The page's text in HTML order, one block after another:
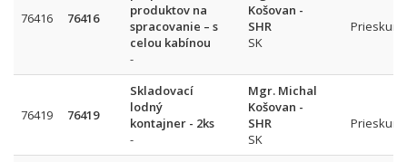
76416 76416
produktov na
spracovanie – s
celou kabínou
-
Košovan -
SHR
SK
Prieskum
76419 76419
Skladovací
lodný
kontajner - 2ks
-
Mgr. Michal
Košovan -
SHR
SK
Prieskum